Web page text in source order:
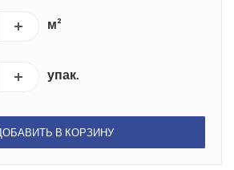
м²
упак.
В КОРЗИНУ